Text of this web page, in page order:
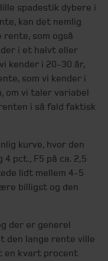
spadestik dybere i
kan det nemlig
som også
i et halvt eller
kender i 20-30 år,
som vi kender i
om vi taler variabel
i så fald faktisk
kurve, hvor den
pct., F5 på ca. 2,5
lidt mellem 4-5
billigst og den
der er generel
den lange rente ville
en kvart procent